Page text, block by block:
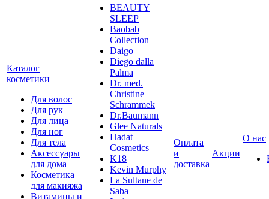
Каталог
косметики
Для волос
Для рук
Для лица
Для ног
Для тела
Аксессуары
для дома
Косметика
для макияжа
Витамины и
BEAUTY
SLEEP
Baobab
Collection
Daigo
Diego dalla
Palma
Dr. med.
Christine
Schrammek
Dr.Baumann
Glee Naturals
Hadat
Cosmetics
K18
Kevin Murphy
La Sultane de
Saba
Оплата
и
доставка
Акции
О нас